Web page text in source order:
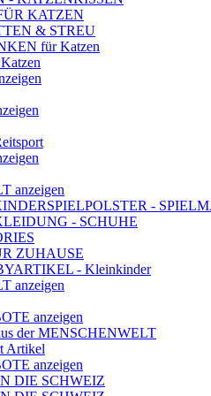
KATZEN
& STREU
für Katzen
anzeigen
-
- SCHUHE
ZUHAUSE
- Kleinkinder
anzeigen
anzeigen
der MENSCHENWELT
Artikel
anzeigen
DIE SCHWEIZ